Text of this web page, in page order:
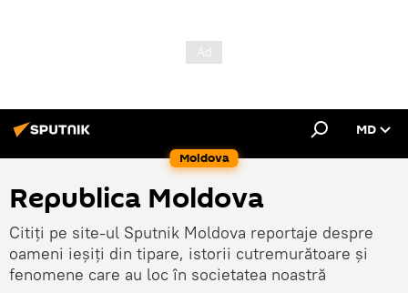
Moldova
MD
Republica Moldova
Citiți pe site-ul Sputnik Moldova reportaje despre
oameni ieșiți din tipare, istorii cutremurătoare și
fenomene care au loc în societatea noastră